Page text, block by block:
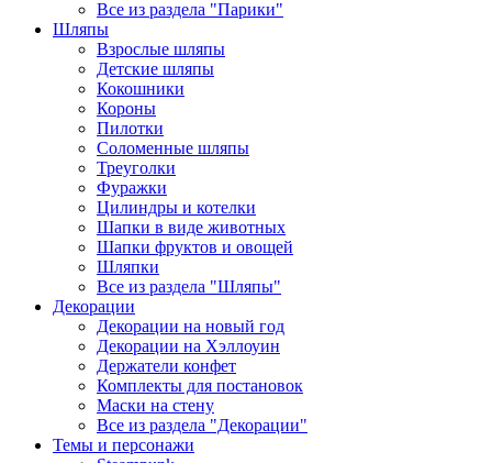
Все из раздела "Парики"
Шляпы
Взрослые шляпы
Детские шляпы
Кокошники
Короны
Пилотки
Соломенные шляпы
Треуголки
Фуражки
Цилиндры и котелки
Шапки в виде животных
Шапки фруктов и овощей
Шляпки
Все из раздела "Шляпы"
Декорации
Декорации на новый год
Декорации на Хэллоуин
Держатели конфет
Комплекты для постановок
Маски на стену
Все из раздела "Декорации"
Темы и персонажи